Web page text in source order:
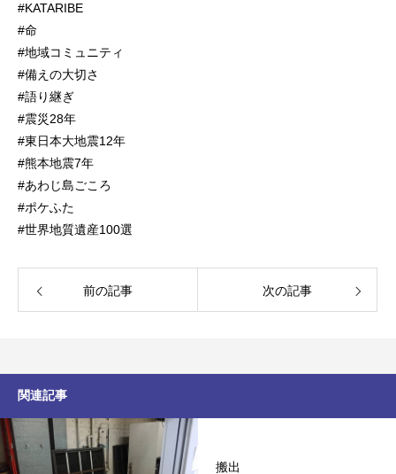
#KATARIBE
#命
#地域コミュニティ
#備えの大切さ
#語り継ぎ
#震災28年
#東日本大地震12年
#熊本地震7年
#あわじ島ごころ
#ポケふた
#世界地質遺産100選
前の記事 次の記事
関連記事
搬出